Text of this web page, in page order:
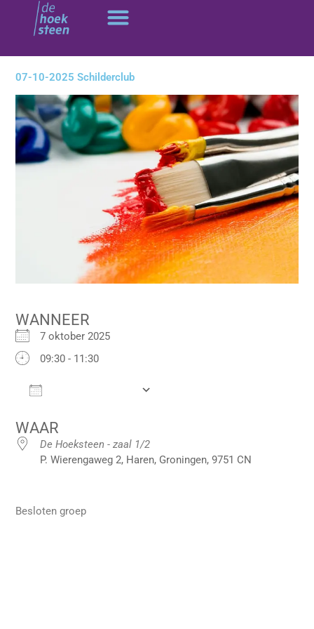
inhoud
07-10-2025 Schilderclub
WANNEER
7 oktober 2025
09:30 - 11:30
WAAR
De Hoeksteen - zaal 1/2
P. Wierengaweg 2, Haren, Groningen, 9751 CN
Besloten groep